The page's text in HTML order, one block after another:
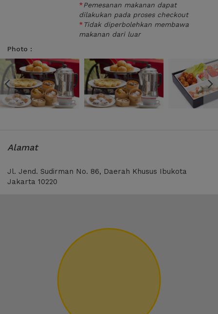
*Pemesanan makanan dapat
dilakukan pada proses checkout
*Tidak diperbolehkan membawa
makanan dari luar
Photo :
Alamat
Jl. Jend. Sudirman No. 86, Daerah Khusus Ibukota
Jakarta 10220